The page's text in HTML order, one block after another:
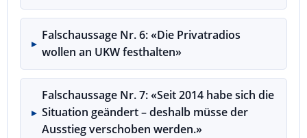
Falschaussage Nr. 6: «Die Privatradios
wollen an UKW festhalten»
Falschaussage Nr. 7: «Seit 2014 habe sich die
Situation geändert – deshalb müsse der
Ausstieg verschoben werden.»